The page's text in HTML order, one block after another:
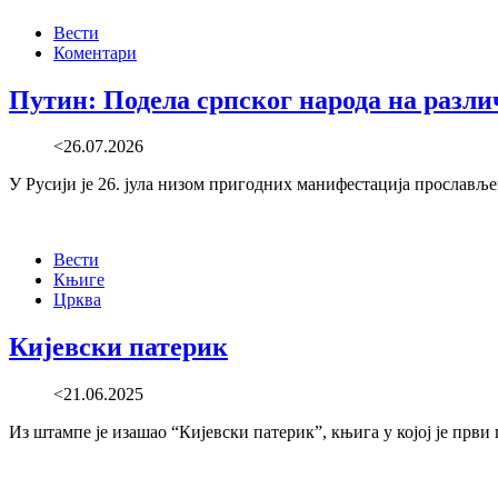
Вести
Коментари
Путин: Подела српског народа на
<26.07.2026
У Русији је 26. јула низом пригодних манифестација
Вести
Књиге
Црква
Кијевски патерик
<21.06.2025
Из штампе је изашао “Кијевски патерик”, књига у којој је